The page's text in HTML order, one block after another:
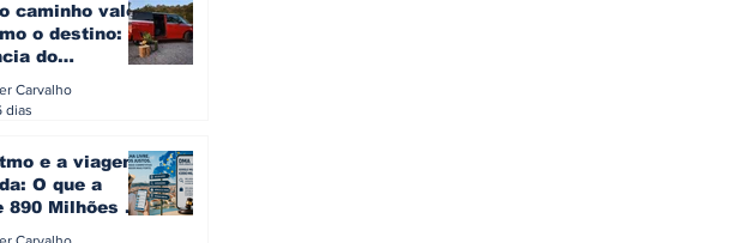
caminho vale
o destino: a
do
europeu
Carvalho
dias
e a viagem
O que a
890 Milhões à